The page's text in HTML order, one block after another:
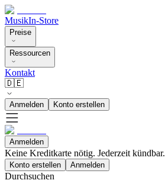
MusikIn-Store
Preise
Ressourcen
Kontakt
🇩🇪
Anmelden Konto erstellen
Anmelden
Keine Kreditkarte nötig. Jederzeit kündbar.
Konto erstellen Anmelden
Durchsuchen